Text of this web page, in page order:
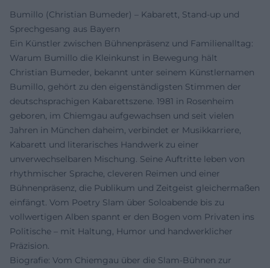
Bumillo (Christian Bumeder) – Kabarett, Stand-up und
Sprechgesang aus Bayern
Ein Künstler zwischen Bühnenpräsenz und Familienalltag:
Warum Bumillo die Kleinkunst in Bewegung hält
Christian Bumeder, bekannt unter seinem Künstlernamen
Bumillo, gehört zu den eigenständigsten Stimmen der
deutschsprachigen Kabarettszene. 1981 in Rosenheim
geboren, im Chiemgau aufgewachsen und seit vielen
Jahren in München daheim, verbindet er Musikkarriere,
Kabarett und literarisches Handwerk zu einer
unverwechselbaren Mischung. Seine Auftritte leben von
rhythmischer Sprache, cleveren Reimen und einer
Bühnenpräsenz, die Publikum und Zeitgeist gleichermaßen
einfängt. Vom Poetry Slam über Soloabende bis zu
vollwertigen Alben spannt er den Bogen vom Privaten ins
Politische – mit Haltung, Humor und handwerklicher
Präzision.
Biografie: Vom Chiemgau über die Slam-Bühnen zur